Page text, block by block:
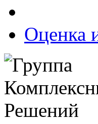
Оценка